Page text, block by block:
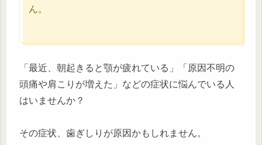
ん。
「最近、朝起きると顎が疲れている」「原因不明の
頭痛や肩こりが増えた」などの症状に悩んでいる人
はいませんか？
その症状、歯ぎしりが原因かもしれません。